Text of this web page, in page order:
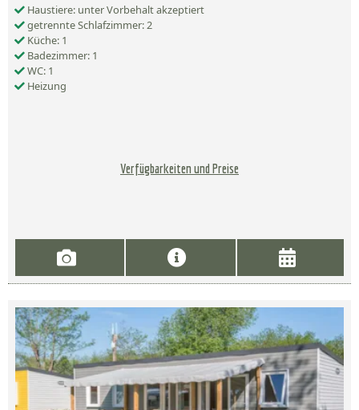
Haustiere: unter Vorbehalt akzeptiert
getrennte Schlafzimmer: 2
Küche: 1
Badezimmer: 1
WC: 1
Heizung
Verfügbarkeiten und Preise